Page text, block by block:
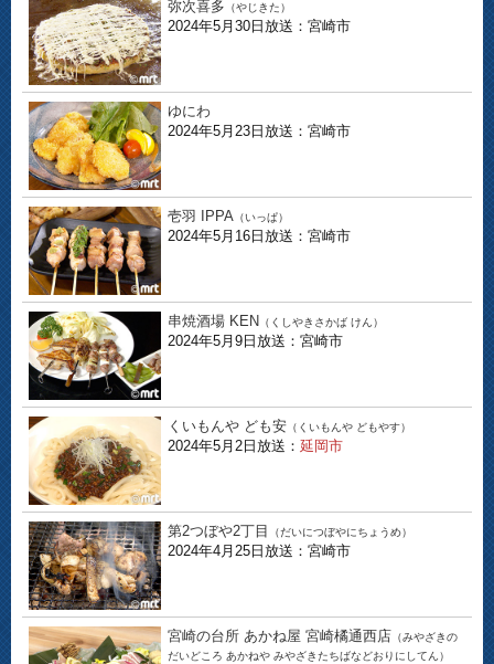
弥次喜多 （やじきた）
2024年5月30日放送：宮崎市
ゆにわ
2024年5月23日放送：宮崎市
壱羽 IPPA （いっぱ）
2024年5月16日放送：宮崎市
串焼酒場 KEN （くしやきさかば けん）
2024年5月9日放送：宮崎市
くいもんや ども安 （くいもんや どもやす）
2024年5月2日放送： 延岡市
第2つぼや2丁目 （だいにつぼやにちょうめ）
2024年4月25日放送：宮崎市
宮崎の台所 あかね屋 宮崎橘通西店 （みやざきの
だいどころ あかねや みやざきたちばなどおりにしてん）